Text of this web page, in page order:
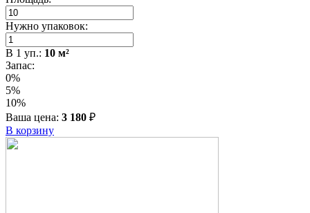
Нужно упаковок:
В 1 уп.: 10 м²
Запас:
0%
5%
10%
Ваша цена: 3 180 ₽
В корзину